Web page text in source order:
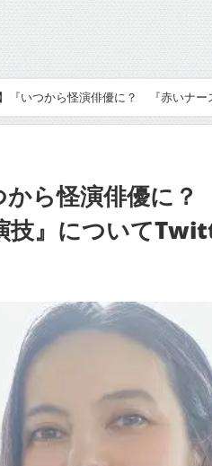
】『いつから怪演俳優に？ 『赤いナ
から怪演俳優に
技』について